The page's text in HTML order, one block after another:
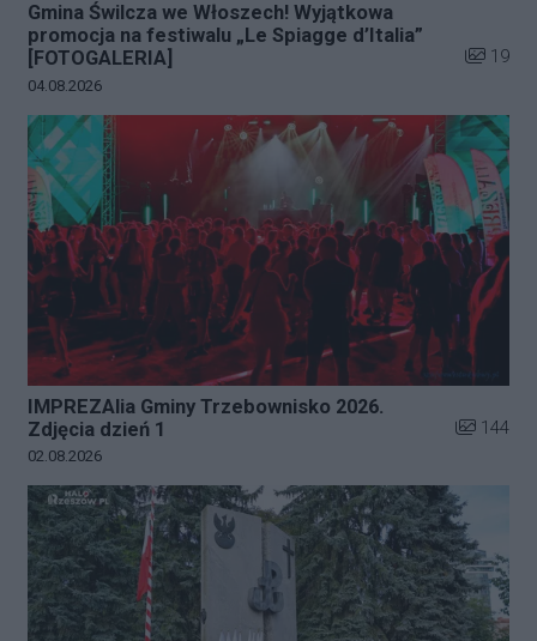
Gmina Świlcza we Włoszech! Wyjątkowa
promocja na festiwalu „Le Spiagge d’Italia”
[FOTOGALERIA]
Liczba
19
Data dodania galerii:
04.08.2026
IMPREZAlia Gminy Trzebownisko 2026.
Zdjęcia dzień 1
Liczba
144
Data dodania galerii:
02.08.2026